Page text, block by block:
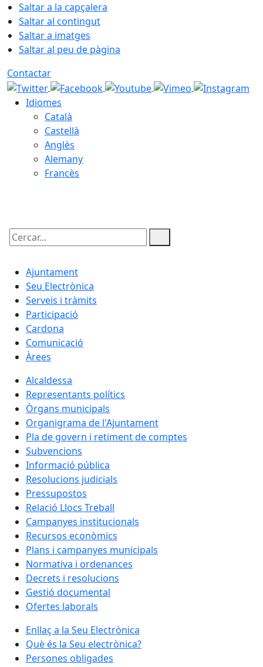
Saltar a la capçalera
Saltar al contingut
Saltar a imatges
Saltar al peu de pàgina
Contactar
Idiomes
Català
Castellà
Anglès
Alemany
Francès
Cercar:
Ajuntament
Seu Electrònica
Serveis i tràmits
Participació
Cardona
Comunicació
Àrees
Alcaldessa
Representants polítics
Òrgans municipals
Organigrama de l'Ajuntament
Pla de govern i retiment de comptes
Subvencions
Informació pública
Resolucions judicials
Pressupostos
Relació Llocs Treball
Campanyes institucionals
Recursos econòmics
Plans i campanyes municipals
Normativa i ordenances
Decrets i resolucions
Gestió documental
Ofertes laborals
Enllaç a la Seu Electrònica
Què és la Seu electrònica?
Persones obligades